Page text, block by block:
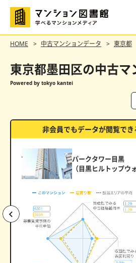
HOME 中古マンションデータ 東京都
東京都墨田区の中古マ
Powered by tokyo kantei
非会員でもデータが閲覧でき
パークタワー目黒
（目黒ヒルトップウォ